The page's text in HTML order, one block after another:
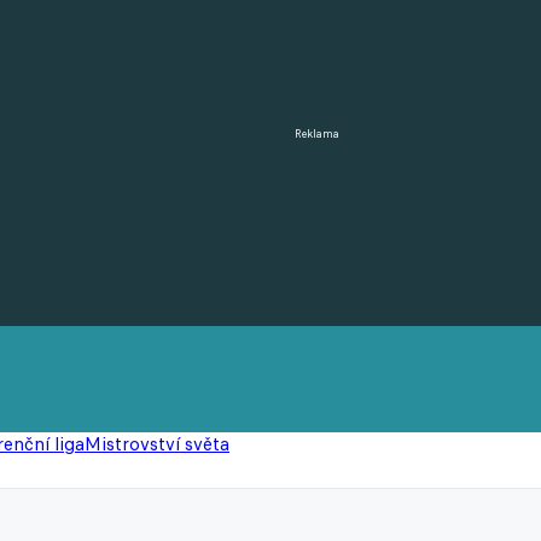
Reklama
ligaMistrovství světa